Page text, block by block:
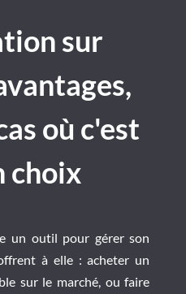
sur
où c'est
choix
un outil pour gérer son
à elle : acheter un
sur le marché, ou faire